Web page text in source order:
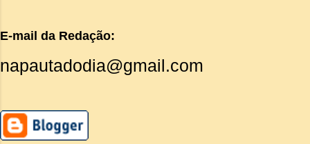
E-mail da Redação:
napautadodia@gmail.com